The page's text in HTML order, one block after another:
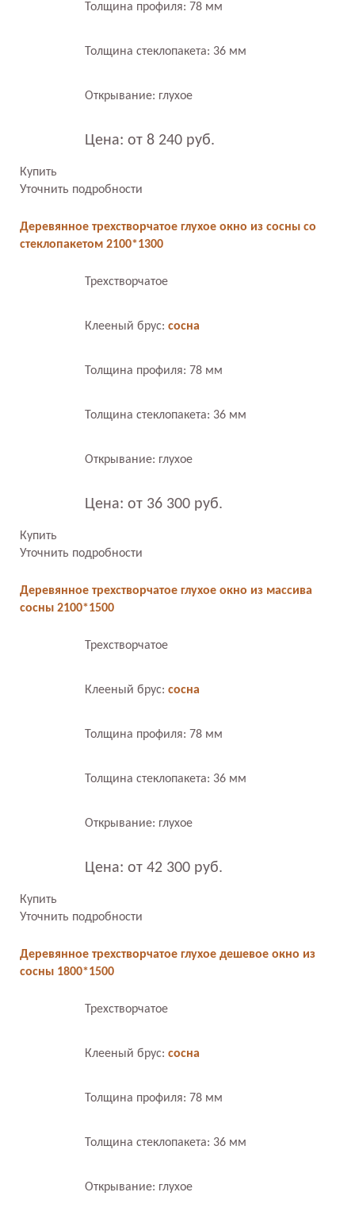
Толщина профиля: 78 мм
Толщина стеклопакета: 36 мм
Открывание: глухое
Цена: от 8 240 руб.
Купить
Уточнить подробности
Деревянное трехстворчатое глухое окно из сосны со
стеклопакетом 2100*1300
Трехстворчатое
Клееный брус: сосна
Толщина профиля: 78 мм
Толщина стеклопакета: 36 мм
Открывание: глухое
Цена: от 36 300 руб.
Купить
Уточнить подробности
Деревянное трехстворчатое глухое окно из массива
сосны 2100*1500
Трехстворчатое
Клееный брус: сосна
Толщина профиля: 78 мм
Толщина стеклопакета: 36 мм
Открывание: глухое
Цена: от 42 300 руб.
Купить
Уточнить подробности
Деревянное трехстворчатое глухое дешевое окно из
сосны 1800*1500
Трехстворчатое
Клееный брус: сосна
Толщина профиля: 78 мм
Толщина стеклопакета: 36 мм
Открывание: глухое